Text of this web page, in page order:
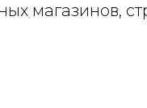
магазинов,